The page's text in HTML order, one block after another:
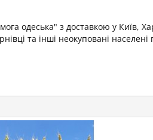
одеська" з доставкою у Київ,
та інші неокуповані населені